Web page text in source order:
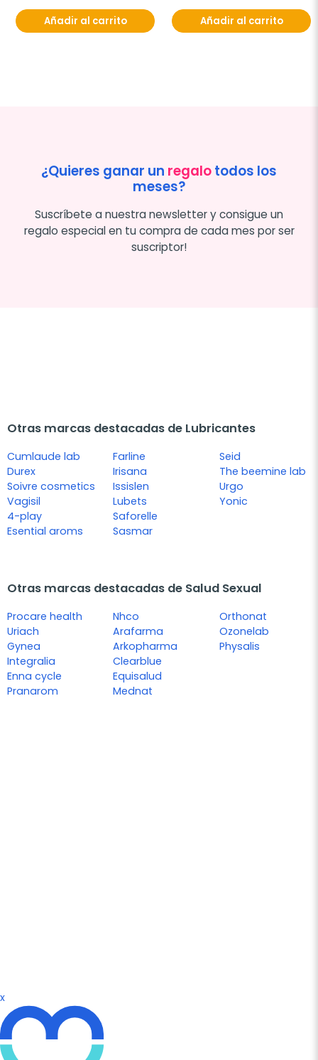
Añadir al carrito Añadir al carrito
¿Quieres ganar un regalotodos los
meses?
Suscríbete a nuestra newsletter y consigue un
regalo especial en tu compra de cada mes por ser
suscriptor!
Otras marcas destacadas de Lubricantes
Cumlaude lab
Durex
Soivre cosmetics
Vagisil
4-play
Esential aroms
Farline
Irisana
Issislen
Lubets
Saforelle
Sasmar
Seid
The beemine lab
Urgo
Yonic
Otras marcas destacadas de Salud Sexual
Procare health
Uriach
Gynea
Integralia
Enna cycle
Pranarom
Nhco
Arafarma
Arkopharma
Clearblue
Equisalud
Mednat
Orthonat
Ozonelab
Physalis
x